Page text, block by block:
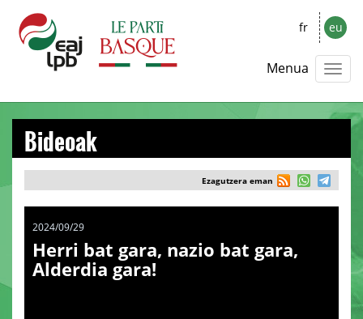
fr eu
Menua
Bideoak
Ezagutzera eman
2024/09/29
Herri bat gara, nazio bat gara,
Alderdia gara!